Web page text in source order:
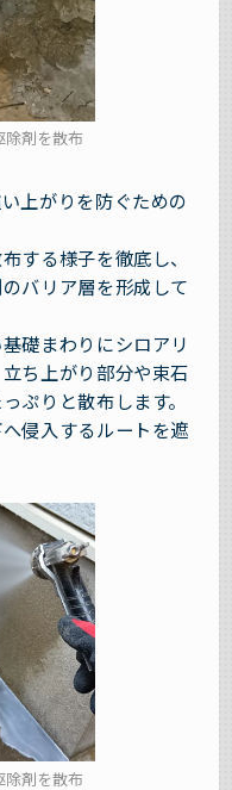
除剤を散布
上がりを防ぐための
する様子を徹底し、
バリア層を形成して
礎まわりにシロアリ
ち上がり部分や束石
ぷりと散布します。
侵入するルートを遮
除剤を散布